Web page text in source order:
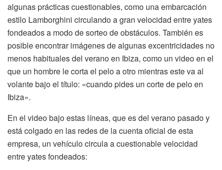
algunas prácticas cuestionables, como una embarcación
estilo Lamborghini circulando a gran velocidad entre yates
fondeados a modo de sorteo de obstáculos. También es
posible encontrar imágenes de algunas excentricidades no
menos habituales del verano en Ibiza, como un video en el
que un hombre le corta el pelo a otro mientras este va al
volante bajo el título: «cuando pides un corte de pelo en
Ibiza».
En el video bajo estas líneas, que es del verano pasado y
está colgado en las redes de la cuenta oficial de esta
empresa, un vehículo circula a cuestionable velocidad
entre yates fondeados: